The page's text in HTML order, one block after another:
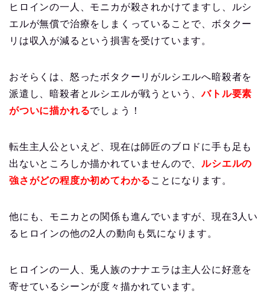
ヒロインの一人、モニカが殺されかけてますし、ルシ
エルが無償で治療をしまくっていることで、ボタクー
リは収入が減るという損害を受けています。
おそらくは、怒ったボタクーリがルシエルへ暗殺者を
派遣し、暗殺者とルシエルが戦うという、バトル要素
がついに描かれるでしょう！
転生主人公といえど、現在は師匠のブロドに手も足も
出ないところしか描かれていませんので、 ルシエルの
強さがどの程度か初めてわかる ことになります。
他にも、モニカとの関係も進んでいますが、現在3人い
るヒロインの他の2人の動向も気になります。
ヒロインの一人、兎人族のナナエラは主人公に好意を
寄せているシーンが度々描かれています。